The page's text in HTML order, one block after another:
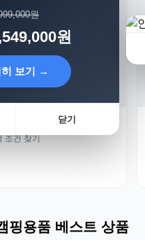
조건 찾기
핑용품 베스트 상품
원
원
보기 →
닫기